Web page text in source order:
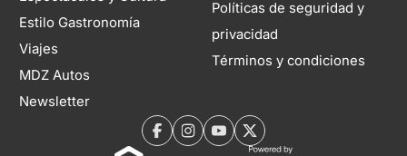
Estilo Gastronomía
Viajes
MDZ Autos
Newsletter
Políticas de seguridad y
privacidad
Términos y condiciones